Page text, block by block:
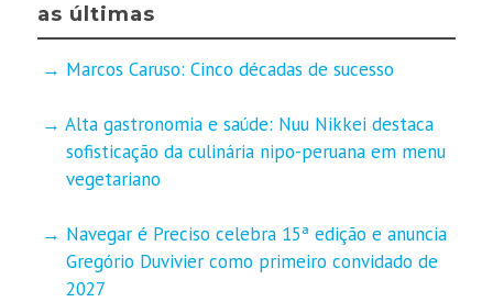
as últimas
Marcos Caruso: Cinco décadas de sucesso
Alta gastronomia e saúde: Nuu Nikkei destaca
sofisticação da culinária nipo-peruana em menu
vegetariano
Navegar é Preciso celebra 15ª edição e anuncia
Gregório Duvivier como primeiro convidado de
2027